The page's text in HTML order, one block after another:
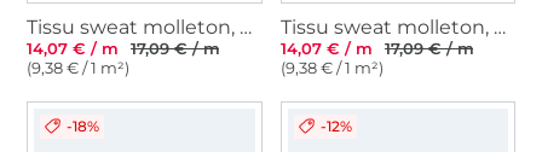
Tissu sweat molleton, beige chiné
14,07 € / m
17,09 € / m
(9,38 € / 1 m²)
Tissu sweat molleton, gris clair chiné
14,07 € / m
17,09 € / m
(9,38 € / 1 m²)
-18% -12%